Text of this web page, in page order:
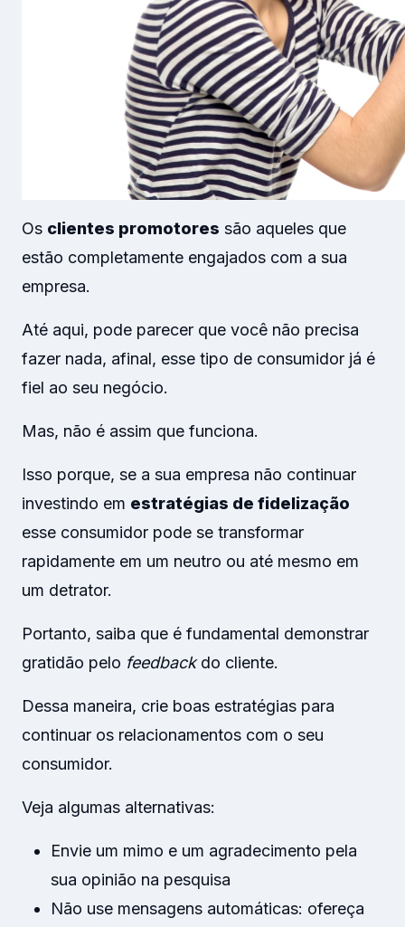
Os clientes promotores são aqueles que
estão completamente engajados com a sua
empresa.
Até aqui, pode parecer que você não precisa
fazer nada, afinal, esse tipo de consumidor já é
fiel ao seu negócio.
Mas, não é assim que funciona.
Isso porque, se a sua empresa não continuar
investindo em estratégias de fidelização
esse consumidor pode se transformar
rapidamente em um neutro ou até mesmo em
um detrator.
Portanto, saiba que é fundamental demonstrar
gratidão pelo feedbackdo cliente.
Dessa maneira, crie boas estratégias para
continuar os relacionamentos com o seu
consumidor.
Veja algumas alternativas:
Envie um mimo e um agradecimento pela
sua opinião na pesquisa
Não use mensagens automáticas: ofereça